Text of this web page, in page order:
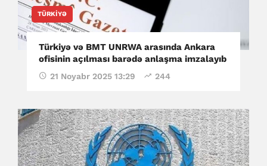
TÜRKIYƏ
Türkiyə və BMT UNRWA arasında Ankara
ofisinin açılması barədə anlaşma imzalayıb
21 Noyabr 2025 13:29 244